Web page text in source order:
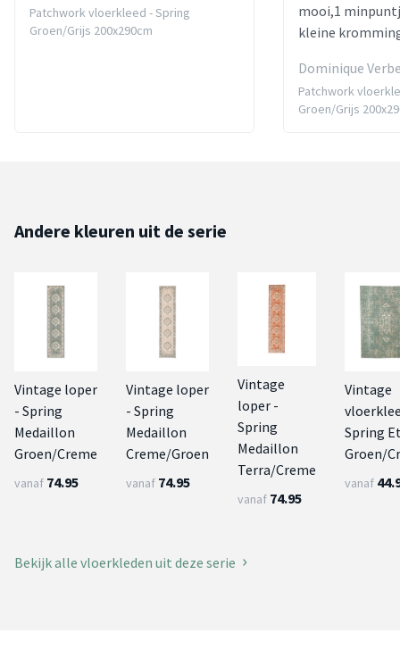
Patchwork vloerkleed - Spring
Groen/Grijs 200x290cm
mooi,1
kleine
Dominique
Patchwork
Groen/Grijs
Andere kleuren uit de serie
Vintage loper
- Spring
Medaillon
Groen/Creme
vanaf 74.95
Vintage loper
- Spring
Medaillon
Creme/Groen
vanaf 74.95
Vintage
loper -
Spring
Medaillon
Terra/Creme
vanaf 74.95
Vintage
Spring
Groen/
vanaf
Bekijk alle vloerkleden uit deze serie